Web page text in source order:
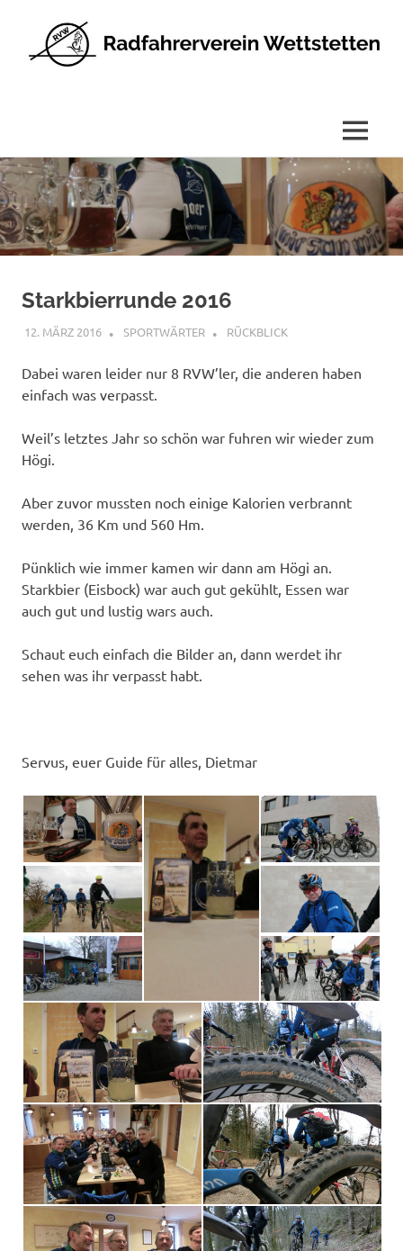
Zum
Inhalt
springen
MENÜ
Starkbierrunde 2016
12. MÄRZ 2016 SPORTWÄRTER RÜCKBLICK
Dabei waren leider nur 8 RVW’ler, die anderen haben
einfach was verpasst.
Weil’s letztes Jahr so schön war fuhren wir wieder zum
Högi.
Aber zuvor mussten noch einige Kalorien verbrannt
werden, 36 Km und 560 Hm.
Pünklich wie immer kamen wir dann am Högi an.
Starkbier (Eisbock) war auch gut gekühlt, Essen war
auch gut und lustig wars auch.
Schaut euch einfach die Bilder an, dann werdet ihr
sehen was ihr verpasst habt.
Servus, euer Guide für alles, Dietmar